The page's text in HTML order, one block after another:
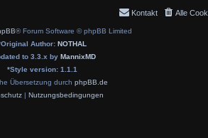
Alle
Kontakt
® Forum Software © phpBB Limited
Original Author: NOTHAL
to 3.3.x by MannixMD
*Style version: 1.1.1
Übersetzung durch phpBB.de
| Nutzungsbedingungen